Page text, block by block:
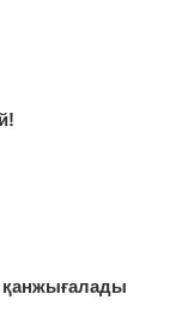
қанжығалады